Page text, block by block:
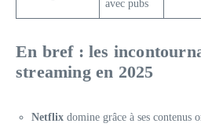
avec pubs
En bref : les
streaming en 2025
Netflix domine grâce à ses contenus